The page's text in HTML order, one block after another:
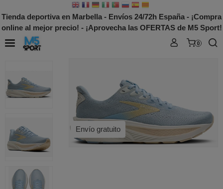
Tienda deportiva en Marbella - Envíos 24/72h España - ¡Compra
online al mejor precio! - ¡Aprovecha las OFERTAS de M5 Sport!
0
Envío gratuito